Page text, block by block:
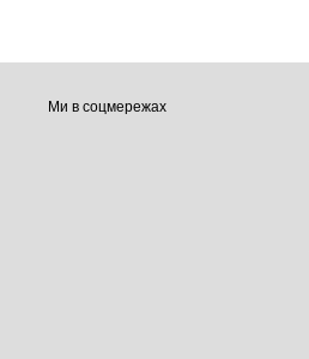
Ми в соцмережах